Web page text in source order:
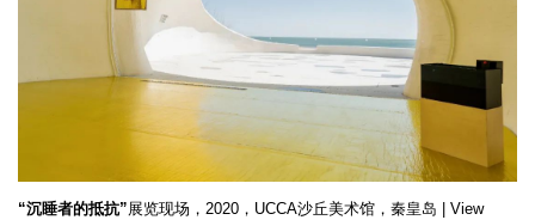
“沉睡者的抵抗”展览现场，2020，UCCA沙丘美术馆，秦皇岛 | View